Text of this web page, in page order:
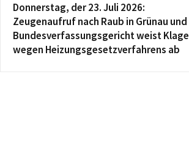
Donnerstag, der 23. Juli 2026:
Zeugenaufruf nach Raub in Grünau und
Bundesverfassungsgericht weist Klage
wegen Heizungsgesetzverfahrens ab